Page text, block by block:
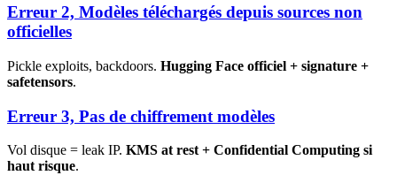
Erreur 2, Modèles téléchargés depuis sources non
officielles
Pickle exploits, backdoors. Hugging Face officiel + signature +
safetensors.
Erreur 3, Pas de chiffrement modèles
Vol disque = leak IP. KMS at rest + Confidential Computing si
haut risque.